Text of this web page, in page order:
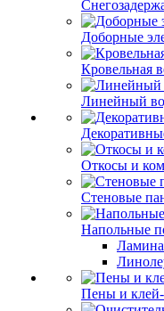
Доборные
Кровельная
Линейный
Откосы и
Стеновые
Напольные
Пены и